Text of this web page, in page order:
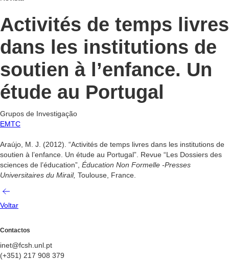
Activités de temps livres
dans les institutions de
soutien à l’enfance. Un
étude au Portugal
Grupos de Investigação
EMTC
Araújo, M. J. (2012). “Activités de temps livres dans les institutions de
soutien à l’enfance. Un étude au Portugal”. Revue “Les Dossiers des
sciences de l’éducation”, Éducation Non Formelle -Presses
Universitaires du Mirail, Toulouse, France.
Voltar
Contactos
inet@fcsh.unl.pt
(+351) 217 908 379